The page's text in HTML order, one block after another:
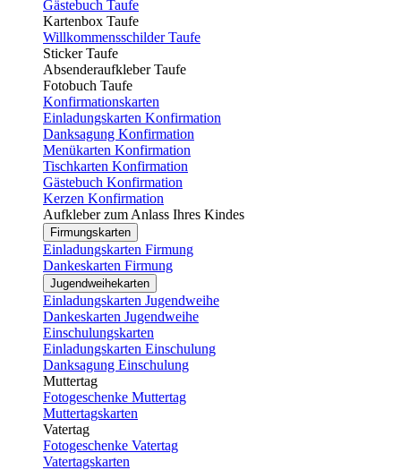
Gästebuch Taufe
Kartenbox Taufe
Willkommensschilder Taufe
Sticker Taufe
Absenderaufkleber Taufe
Fotobuch Taufe
Konfirmationskarten
Einladungskarten Konfirmation
Danksagung Konfirmation
Menükarten Konfirmation
Tischkarten Konfirmation
Gästebuch Konfirmation
Kerzen Konfirmation
Aufkleber zum Anlass Ihres Kindes
Firmungskarten
Einladungskarten Firmung
Dankeskarten Firmung
Jugendweihekarten
Einladungskarten Jugendweihe
Dankeskarten Jugendweihe
Einschulungskarten
Einladungskarten Einschulung
Danksagung Einschulung
Muttertag
Fotogeschenke Muttertag
Muttertagskarten
Vatertag
Fotogeschenke Vatertag
Vatertagskarten